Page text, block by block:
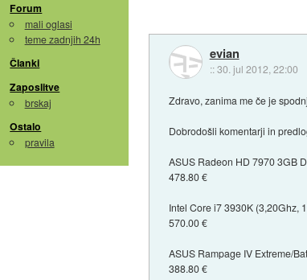
Forum
mali oglasi
teme zadnjih 24h
Članki
Zaposlitve
brskaj
Ostalo
pravila
evian
::30. jul 2012, 22:00
Zdravo, zanima me če je
Dobrodošli komentarji in
ASUS Radeon HD 7970 3GB
478.80 €
Intel Core i7 3930K (3,20Ghz,
570.00 €
ASUS Rampage IV Extreme/
388.80 €